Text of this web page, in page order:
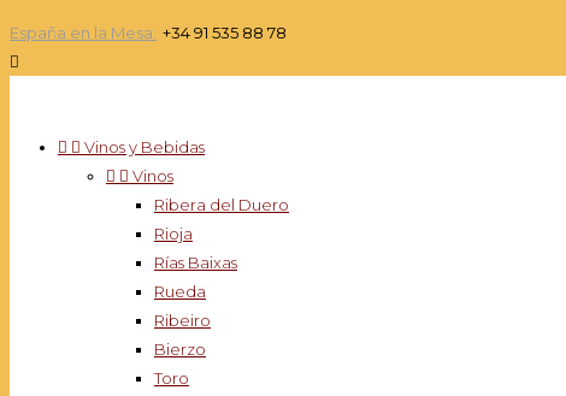
España en la Mesa: +34 91 535 88 78

  Vinos y Bebidas
  Vinos
Ribera del Duero
Rioja
Rías Baixas
Rueda
Ribeiro
Bierzo
Toro